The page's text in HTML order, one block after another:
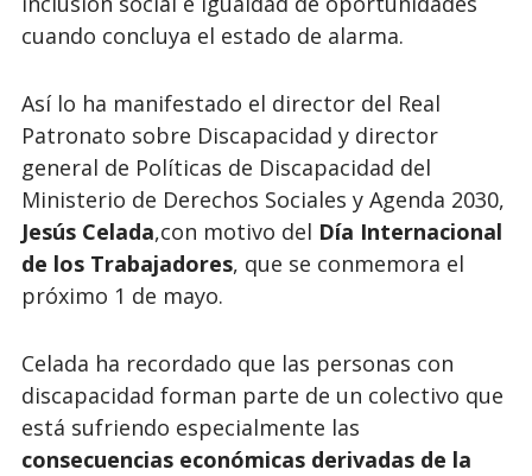
cuando concluya el estado de alarma.
Así lo ha manifestado el director del Real
Patronato sobre Discapacidad y director
general de Políticas de Discapacidad del
Ministerio de Derechos Sociales y Agenda 2030,
Jesús Celada,con motivo del Día Internacional
de los Trabajadores, que se conmemora el
próximo 1 de mayo.
Celada ha recordado que las personas con
discapacidad forman parte de un colectivo que
está sufriendo especialmente las
consecuencias económicas derivadas de la